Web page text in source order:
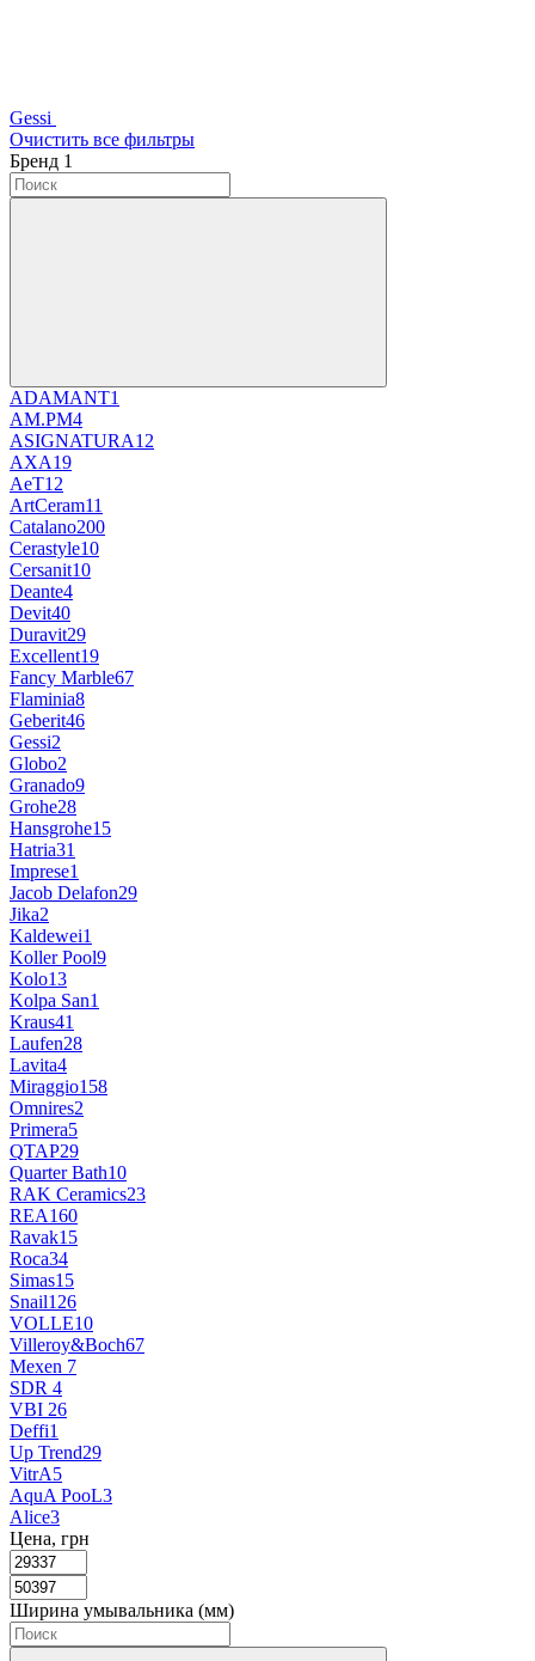
Gessi
Очистить все фильтры
Бренд 1
ADAMANT1
AM.PM4
ASIGNATURA12
AXA19
AeT12
ArtCeram11
Catalano200
Cerastyle10
Cersanit10
Deante4
Devit40
Duravit29
Excellent19
Fancy Marble67
Flaminia8
Geberit46
Gessi2
Globo2
Granado9
Grohe28
Hansgrohe15
Hatria31
Imprese1
Jacob Delafon29
Jika2
Kaldewei1
Koller Pool9
Kolo13
Kolpa San1
Kraus41
Laufen28
Lavita4
Miraggio158
Omnires2
Primera5
QTAP29
Quarter Bath10
RAK Ceramics23
REA160
Ravak15
Roca34
Simas15
Snail126
VOLLE10
Villeroy&Boch67
Mexen 7
SDR 4
VBI 26
Deffi1
Up Trend29
VitrA5
AquA PooL3
Alice3
Цена, грн
Ширина умывальника (мм)